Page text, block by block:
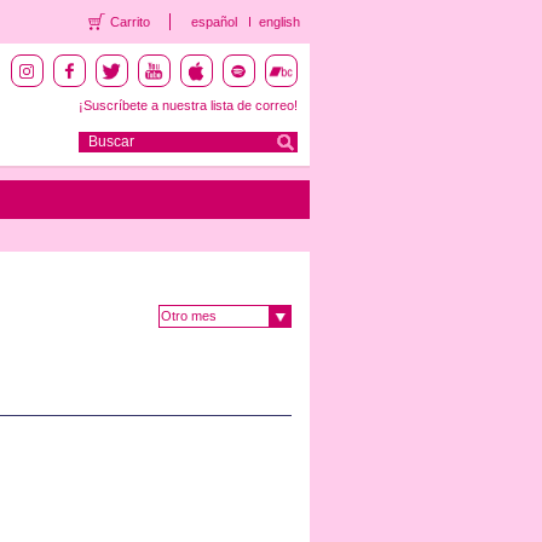
Carrito español english
¡Suscríbete a nuestra lista de correo!
Otro mes